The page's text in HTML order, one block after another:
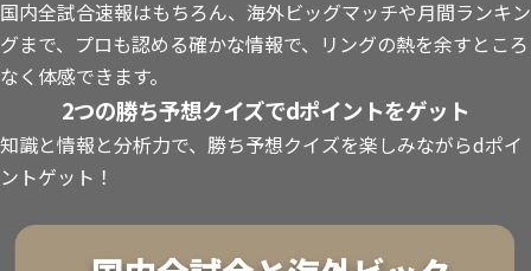
国内全試合速報はもちろん、海外ビッグマッチや月間ランキン
グまで、プロも認める確かな情報で、リングの熱を余すところ
なく体感できます。
2つの勝ち予想クイズでdポイントをゲット
知識と情報と分析力で、勝ち予想クイズを楽しみながらdポイ
ントゲット！